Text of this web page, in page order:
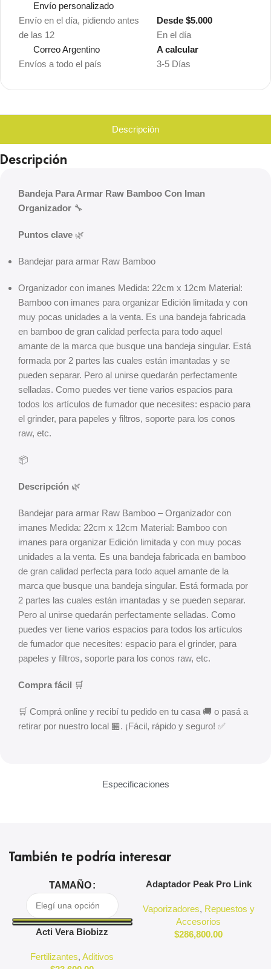
Envío personalizado
Envío en el día, pidiendo antes
de las 12
En el día
Desde $5.000
Correo Argentino
Envíos a todo el país
3-5 Días
A calcular
Descripción
Especificaciones
Descripción
Bandeja Para Armar Raw Bamboo Con Iman
Organizador 🔧
Puntos clave 🌿
Bandejar para armar Raw Bamboo
Organizador con imanes Medida: 22cm x 12cm Material:
Bamboo con imanes para organizar Edición limitada y con
muy pocas unidades a la venta. Es una bandeja fabricada
en bamboo de gran calidad perfecta para todo aquel
amante de la marca que busque una bandeja singular. Está
formada por 2 partes las cuales están imantadas y se
pueden separar. Pero al unirse quedarán perfectamente
selladas. Como puedes ver tiene varios espacios para
todos los artículos de fumador que necesites: espacio para
el grinder, para papeles y filtros, soporte para los conos
raw, etc.
📦
Descripción 🌿
Bandejar para armar Raw Bamboo – Organizador con
imanes Medida: 22cm x 12cm Material: Bamboo con
imanes para organizar Edición limitada y con muy pocas
unidades a la venta. Es una bandeja fabricada en bamboo
de gran calidad perfecta para todo aquel amante de la
marca que busque una bandeja singular. Está formada por
2 partes las cuales están imantadas y se pueden separar.
Pero al unirse quedarán perfectamente selladas. Como
puedes ver tiene varios espacios para todos los artículos
de fumador que necesites: espacio para el grinder, para
papeles y filtros, soporte para los conos raw, etc.
Compra fácil 🛒
🛒 Comprá online y recibí tu pedido en tu casa 🚚 o pasá a
retirar por nuestro local 🏪. ¡Fácil, rápido y seguro! ✅
También te podría interesar
TAMAÑO
Acti Vera Biobizz
Fertilizantes,Aditivos
Adaptador Peak Pro Link
Vaporizadores, Repuestos y
Accesorios
$286,800.00